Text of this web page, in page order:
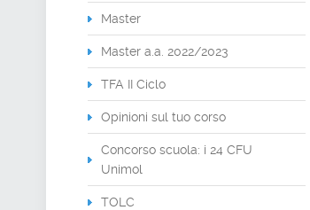
Master
Master a.a. 2022/2023
TFA II Ciclo
Opinioni sul tuo corso
Concorso scuola: i 24 CFU
Unimol
TOLC